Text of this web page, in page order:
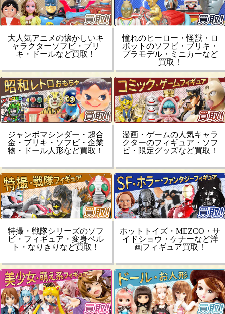
大人気アニメの懐かしいキ
ャラクターソフビ・ブリ
キ・ドールなど買取！
憧れのヒーロー・怪獣・ロ
ボットのソフビ・ブリキ・
プラモデル・ミニカーなど
買取！
ジャンボマシンダー・超合
金・ブリキ・ソフビ・企業
物・ドール人形など買取！
漫画・ゲームの人気キャラ
クターのフィギュア・ソフ
ビ・限定グッズなど買取！
特撮・戦隊シリーズのソフ
ビ・フィギュア・変身ベル
ト・なりきりなど買取！
ホットトイズ・MEZCO・サ
イドショウ・ケナーなど洋
画フィギュア買取！